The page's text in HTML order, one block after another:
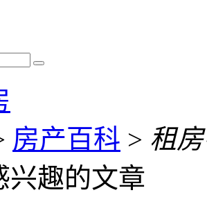
房产百科 > 租
兴趣的文章